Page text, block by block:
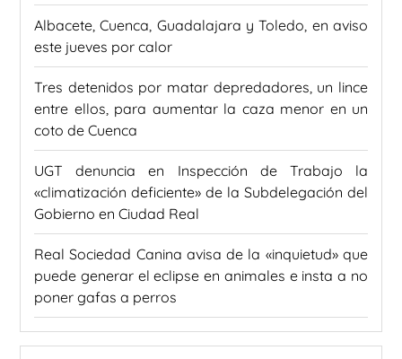
Albacete, Cuenca, Guadalajara y Toledo, en aviso
este jueves por calor
Tres detenidos por matar depredadores, un lince
entre ellos, para aumentar la caza menor en un
coto de Cuenca
UGT denuncia en Inspección de Trabajo la
«climatización deficiente» de la Subdelegación del
Gobierno en Ciudad Real
Real Sociedad Canina avisa de la «inquietud» que
puede generar el eclipse en animales e insta a no
poner gafas a perros